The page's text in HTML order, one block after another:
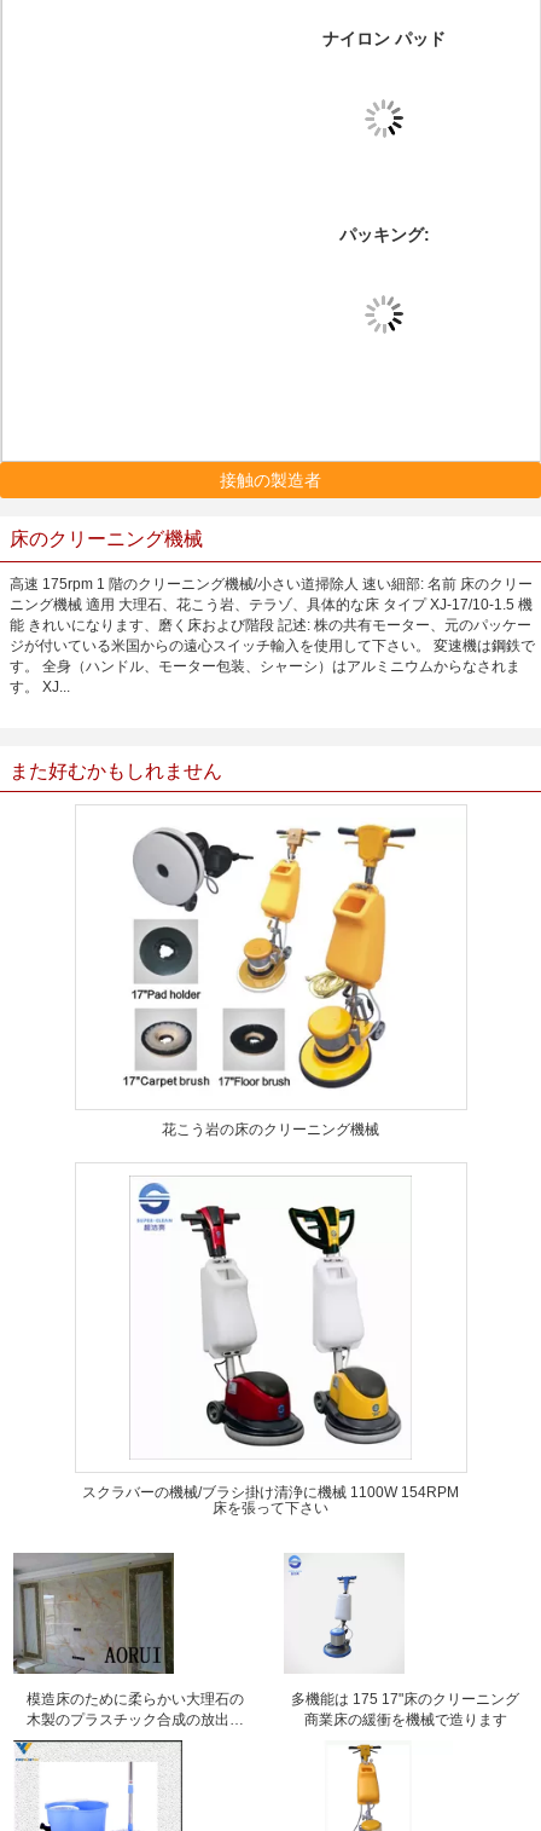
ナイロン パッド
パッキング:
接触の製造者
床のクリーニング機械
高速 175rpm 1 階のクリーニング機械/小さい道掃除人 速い細部: 名前 床のクリー
ニング機械 適用 大理石、花こう岩、テラゾ、具体的な床 タイプ XJ-17/10-1.5 機
能 きれいになります、磨く床および階段 記述: 株の共有モーター、元のパッケー
ジが付いている米国からの遠心スイッチ輸入を使用して下さい。 変速機は鋼鉄で
す。 全身（ハンドル、モーター包装、シャーシ）はアルミニウムからなされま
す。 XJ...
また好むかもしれません
花こう岩の床のクリーニング機械
スクラバーの機械/ブラシ掛け清浄に機械 1100W 154RPM
床を張って下さい
模造床のために柔らかい大理石の
木製のプラスチック合成の放出ラ
イン
多機能は 175 17"床のクリーニング
商業床の緩衝を機械で造ります